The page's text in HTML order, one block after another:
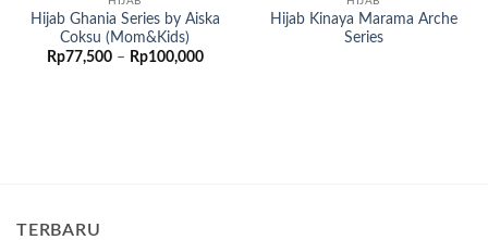
Hijab Ghania Series by Aiska
Coksu (Mom&Kids)
Rp77,500 – Rp100,000Rentang
Hijab Kinaya Marama Arche
Series
TERBARU